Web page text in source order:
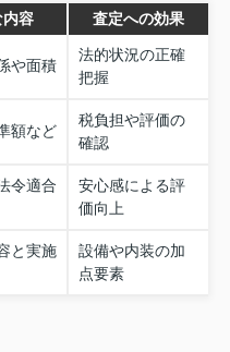
内容 査定への効果
や面積
法的状況の正確
把握
額など
税負担や評価の
確認
令適合
安心感による評
価向上
と実施
設備や内装の加
点要素